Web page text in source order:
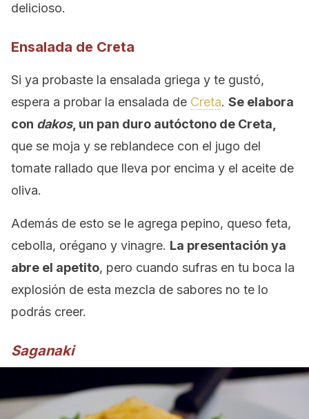
delicioso.
Ensalada de Creta
Si ya probaste la ensalada griega y te gustó,
espera a probar la ensalada de Creta. Se elabora
con dakos, un pan duro autóctono de Creta,
que se moja y se reblandece con el jugo del
tomate rallado que lleva por encima y el aceite de
oliva.
Además de esto se le agrega pepino, queso feta,
cebolla, orégano y vinagre. La presentación ya
abre el apetito, pero cuando sufras en tu boca la
explosión de esta mezcla de sabores no te lo
podrás creer.
Saganaki